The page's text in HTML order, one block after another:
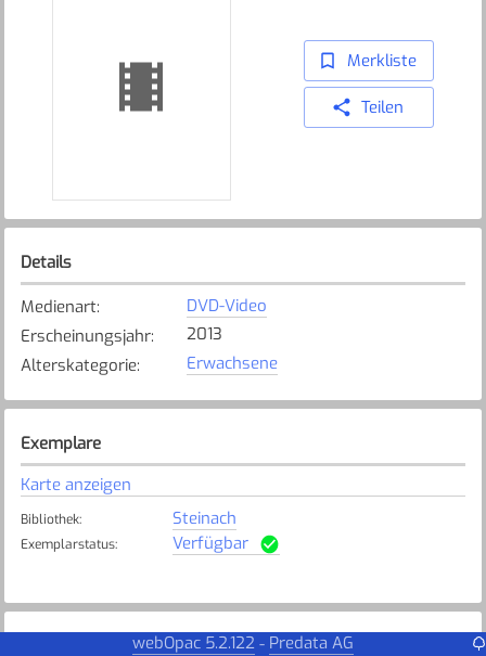
Merkliste
Teilen
Details
Medienart:
DVD-Video
Erscheinungsjahr:
2013
Alterskategorie: Erwachsene
Exemplare
Karte anzeigen
Bibliothek: Steinach
Exemplarstatus: Verfügbar
Weitere DetailswebOpac 5.2.122 - Predata AG